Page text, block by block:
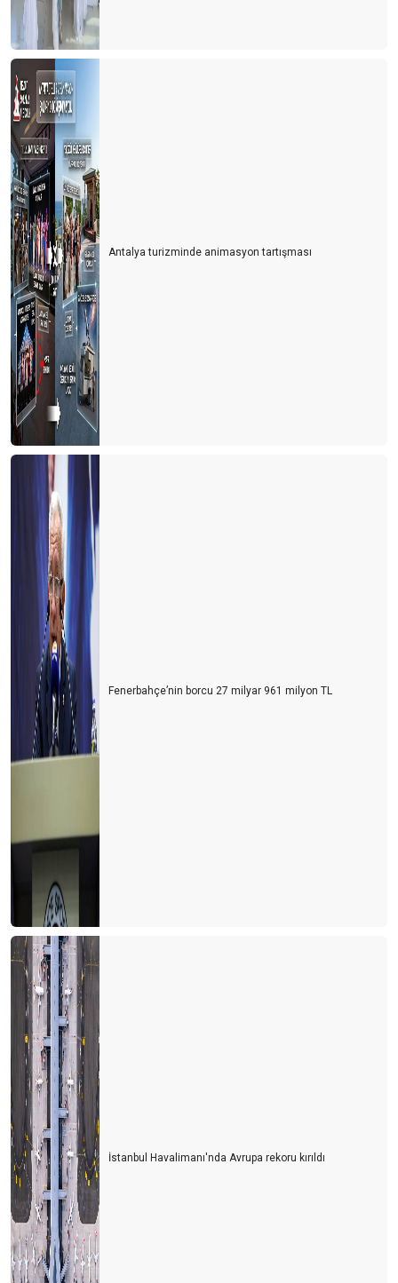
Turizmci yerli turiste ayrı fiyatlandırma yapmalı
Türk de olsa yabancı da olsa bekara otel odası yok
2021 yılında turizmde değişen bir şey yok
Bulgaristan'da turist olmak
Personel bulmak turist bulmaktan daha zor hale geliyor
Yer gök turist doldu, ardından umarım vaka dolmaz
Antalya'nın sahilleri dolu ama turistle değil
Turizmcinin oksijeni tükenmek üzere
Turizmde umutlar temmuz ayına kaldı
Turisti mi çalışanlardan, çalışanları mı turistten koruyacağız?
Usulca turistin yanına sokuldum
Dünya kenti Antalya böyle mi olmalıydı?
Ne devletler ne de işletmeler bilmiyor?
Bu gidişle yaz turizmi de tehlikede
Turizm sezonunun açılışı papatya falına döndü
Turizm iyi mi olacak? Kötü mü olacak? Gerçek nedir?
CEVABI OLMAYAN SORU
2021 yılı umutların gerçekleştiği bir yıl olsun
Eleştirelim ama hakkını da verelim
Turist gelecek hayaline kapılmayalım
Turizmde herkes bildiğini okuyor
Şeffaf olmazsak turist gelmek istemez
Turizmci umudunu kaybetmemek için direniyor
2021 yılı turizmde umut ve endişe yılı olacak
Antalya dünyanın en iyisi
Antalya yurt dışı uçuşlara kapatılmalı
TURİZM İSTATİSTİKLERİ DEVLET SIRRI MI?
Lara-Kundu'nun unutulan arka bahçesi
Bu işin sonu nereye varacak?
İki derede bir arada
Siyasiler tepişiyor turizm eziliyor
Turist için erken mi davrandık?
Turizm Bakanlığı Turizm online haber portallarını neden göz
ardı ediyor?
Avrupa ve Rusya siyasetinin Türk turizmine yol vermesi
bekleniyor
Antalya turizminde animasyon tartışması
Fenerbahçe’nin borcu 27 milyar 961 milyon TL
İstanbul Havalimanı'nda Avrupa rekoru kırıldı